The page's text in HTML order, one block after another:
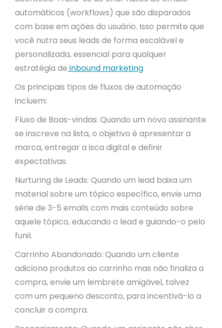
automáticos (workflows) que são disparados
com base em ações do usuário. Isso permite que
você nutra seus leads de forma escalável e
personalizada, essencial para qualquer
estratégia de inbound marketing.
Os principais tipos de fluxos de automação
incluem:
Fluxo de Boas-vindas: Quando um novo assinante
se inscreve na lista, o objetivo é apresentar a
marca, entregar a isca digital e definir
expectativas.
Nurturing de Leads: Quando um lead baixa um
material sobre um tópico específico, envie uma
série de 3-5 emails com mais conteúdo sobre
aquele tópico, educando o lead e guiando-o pelo
funil.
Carrinho Abandonado: Quando um cliente
adiciona produtos ao carrinho mas não finaliza a
compra, envie um lembrete amigável, talvez
com um pequeno desconto, para incentivá-lo a
concluir a compra.